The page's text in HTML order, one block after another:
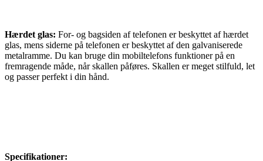
Hærdet glas: For- og bagsiden af telefonen er beskyttet af hærdet
glas, mens siderne på telefonen er beskyttet af den galvaniserede
metalramme. Du kan bruge din mobiltelefons funktioner på en
fremragende måde, når skallen påføres. Skallen er meget stilfuld, let
og passer perfekt i din hånd.
Specifikationer: